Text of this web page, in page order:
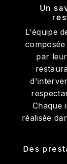
Un
L'équipe
par
Chaque
réalisée
Des